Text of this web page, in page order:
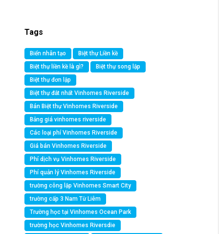
Tags
Biển nhân tạo
Biệt thự Liền kề
Biệt thự liền kề là gì?
Biệt thự song lập
Biệt thự đơn lập
Biệt thự đắt nhất Vinhomes Riverside
Bán Biệt thự Vinhomes Riverside
Bảng giá vinhomes riverside
Các loại phí Vinhomes Riverside
Giá bán Vinhomes Riverside
Phí dịch vụ Vinhomes Riverside
Phí quản lý Vinhomes Riverside
trường công lập Vinhomes Smart City
trường cấp 3 Nam Từ Liêm
Trường học tại Vinhomes Ocean Park
trường học Vinhomes Riversdie